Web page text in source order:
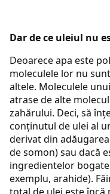
Dar de ce uleiul nu
Deoarece apa este
moleculele lor nu
altele. Moleculele
atrase de alte
zahărului. Deci, să
conținutul de ulei al
derivat din
de somon) sau dacă
ingredientelor
exemplu, arahide).